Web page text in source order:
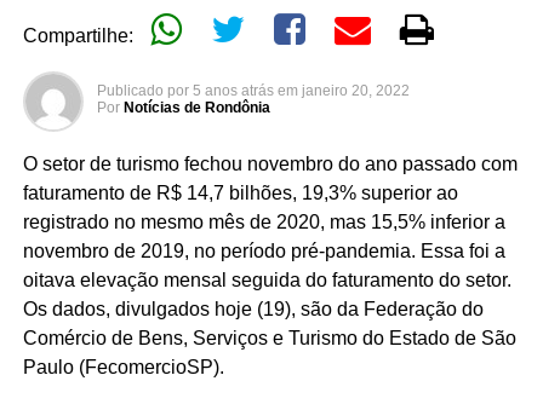
Compartilhe:
Publicado por 5 anos atrás em janeiro 20, 2022
Por Notícias de Rondônia
O setor de turismo fechou novembro do ano passado com
faturamento de R$ 14,7 bilhões, 19,3% superior ao
registrado no mesmo mês de 2020, mas 15,5% inferior a
novembro de 2019, no período pré-pandemia. Essa foi a
oitava elevação mensal seguida do faturamento do setor.
Os dados, divulgados hoje (19), são da Federação do
Comércio de Bens, Serviços e Turismo do Estado de São
Paulo (FecomercioSP).